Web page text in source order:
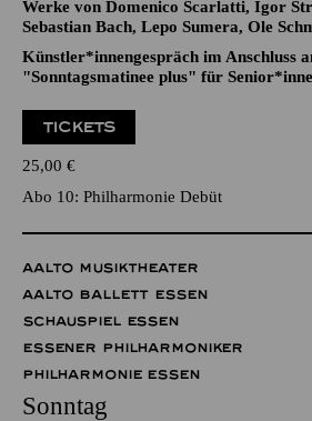
Werke von Domenico Scarlatti, Igor
Sebastian Bach, Lepo Sumera, Ole
Künstler*innengespräch im Anschluss
"Sonntagsmatinee plus" für
TICKETS
25,00 €
Abo 10: Philharmonie Debüt
AALTO MUSIKTHEATER
AALTO BALLETT ESSEN
SCHAUSPIEL ESSEN
ESSENER PHILHARMONIKER
PHILHARMONIE ESSEN
Sonntag